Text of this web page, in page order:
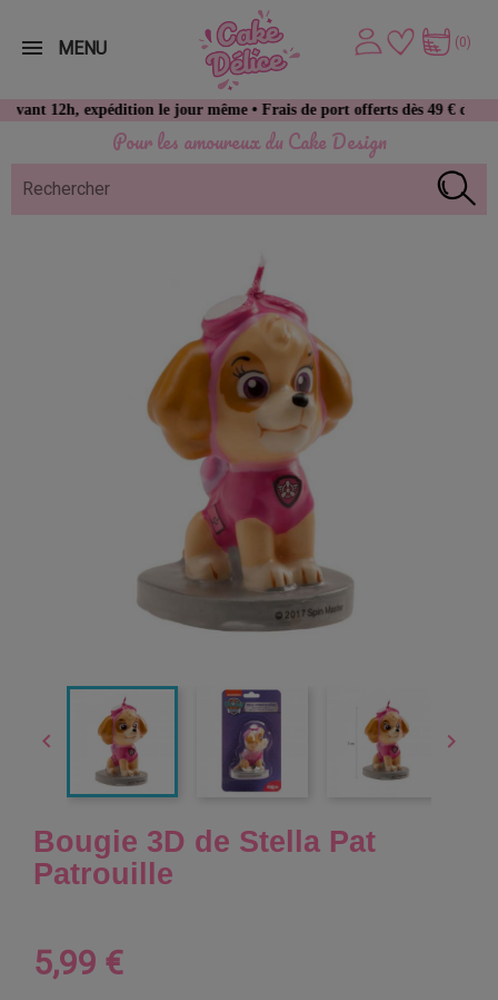
Pour les amoureux du Cake Design
12h, expédition le jour même • Frais de port offerts dès 49 € d’achat
(0)
MENU
 
Bougie 3D de Stella Pat
Patrouille
5,99 €